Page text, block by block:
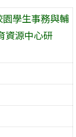
學生事務與輔
資源中心研